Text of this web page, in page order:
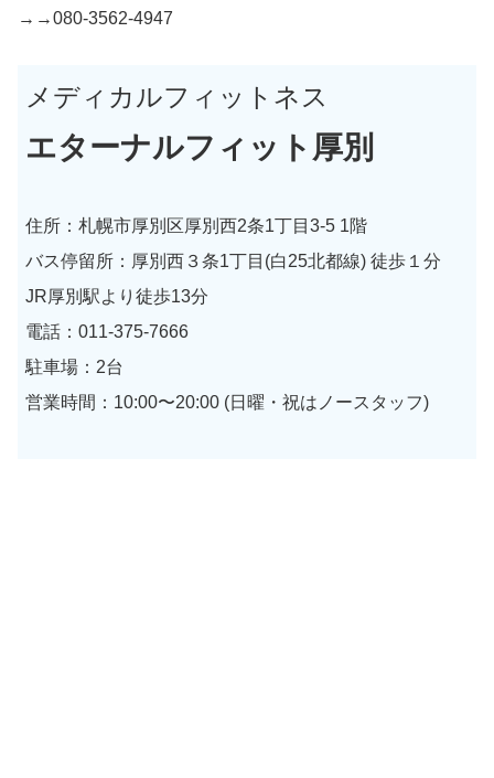
→→080-3562-4947
メディカルフィットネス
エターナルフィット厚別
住所：札幌市厚別区厚別西2条1丁目3-5 1階
バス停留所：厚別西３条1丁目(白25北都線) 徒歩１分
JR厚別駅より徒歩13分
電話：011-375-7666
駐車場：2台
営業時間：10:00〜20:00 (日曜・祝はノースタッフ)